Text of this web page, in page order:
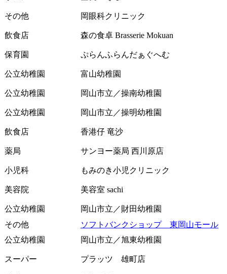
その他 岡眼科クリニック
飲食店 森の食卓 Brasserie Mokuan
保育園 ぷらんふらんだぁぐへむ
公立幼稚園 富山幼稚園
公立幼稚園 岡山市立／操南幼稚園
公立幼稚園 岡山市立／操明幼稚園
飲食店 香港仔 竜沙
薬局 サンヨー薬局 西川原店
小児科 もみのき小児クリニック
美容院 美容室 sachi
公立幼稚園
岡山市立／財田幼稚園
その他
ソフトバンクショップ 東岡山モール
公立幼稚園
岡山市立／旭東幼稚園
スーパー プラッツ 雄町店